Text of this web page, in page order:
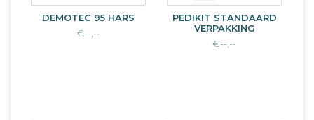
DEMOTEC 95 HARS
€--,--
PEDIKIT STANDAARD
VERPAKKING
€--,--